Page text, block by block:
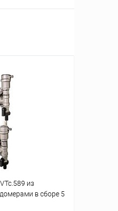
из
в сборе 5